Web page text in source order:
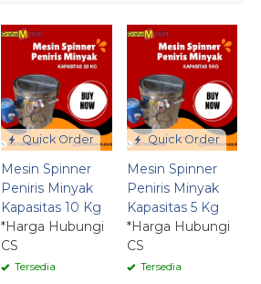
Quick Order
Mesin Spinner
Peniris Minyak
Kapasitas 10 Kg
*Harga Hubungi
CS
Tersedia
Quick Order
Mesin Spinner
Peniris Minyak
Kapasitas 5 Kg
*Harga Hubungi
CS
Tersedia